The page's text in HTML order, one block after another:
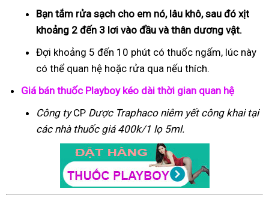
Bạn tắm rửa sạch cho em nó, lâu khô, sau đó xịt
khoảng 2 đến 3 lơi vào đầu và thân dương vật.
Đợi khoảng 5 đến 10 phút có thuốc ngấm, lúc này
có thể quan hệ hoặc rửa qua nếu thích.
Giá bán thuốc Playboy kéo dài thời gian quan hệ
Công tyCP Dược Traphaconiêm yết công khai tại
các nhà thuốc giá 400k/1 lọ 5ml.